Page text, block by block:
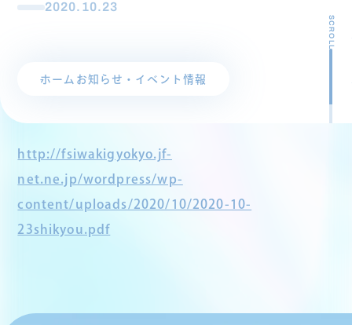
2020.10.23
ホーム お知らせ・イベント情報
SCROLL
http://fsiwakigyokyo.jf-
net.ne.jp/wordpress/wp-
content/uploads/2020/10/2020-10-
23shikyou.pdf